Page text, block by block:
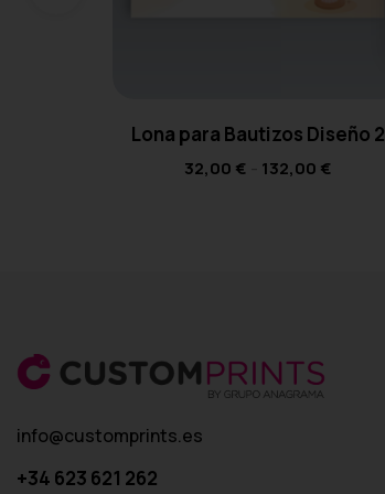
Lona para Bautizos Diseño 2
32,00 € 132,00 €
info@customprints.es
+34 623 621 262